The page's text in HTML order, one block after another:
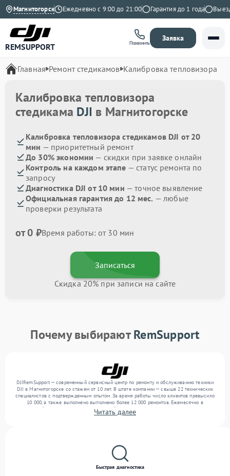
Магнитогорск
4.9 на Яндекс Ежедневно с 9:00 до 21:00 Гарантия до 1 года Выезд
REMSUPPORT Позвонить
Заявка
Главная Ремонт стедикамов Калибровка тепловизора
Калибровка тепловизора
стедикама DJI в Магнитогорске
Калибровка тепловизора стедикамов DJI от 20
мин — приоритетный ремонт
До 30% экономии — скидки при заявке онлайн
Контроль на каждом этапе — статус ремонта по
запросу
Диагностика DJI от 10 мин — точное выявление
Официальная гарантия до 12 мес. — любые
проверки результата
от 0 ₽Время работы: от 30 мин
Записаться
Скидка 20% при записи на сайте
Почему выбираютRemSupport
DJIRemSupport — современный сервисный центр по ремонту и обслуживанию техники
DJI в Магнитогорске со стажем от 10 лет. В штате компании — свыше 22 технических
специалистов с подтвержденным опытом. За время работы число клиентов превысило
10 000, а также выполнено выполнено более 12 000 ремонтов. Ежемесячно в
сервисный центр поступает от 300 устройств, включая , , . Мы работаем с широким
спектром неисправностей и обеспечиваем надежный результат благодаря
Читать далее
Быстрая диагностика